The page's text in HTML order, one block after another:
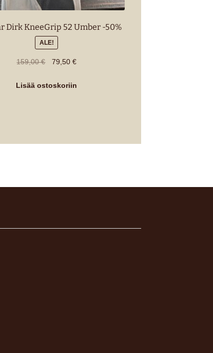
Dirk KneeGrip 52 Umber -50%
ALE!
159,00€
Alkuperäinen
oli:
79,50€Nykyinen
on:
Lisää ostoskoriin